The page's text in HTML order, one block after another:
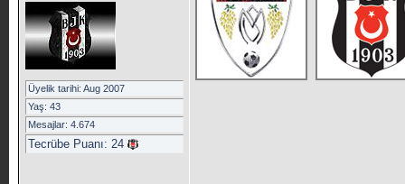
Üyelik tarihi: Aug 2007
Yaş: 43
Mesajlar: 4.674
Tecrübe Puanı: 24